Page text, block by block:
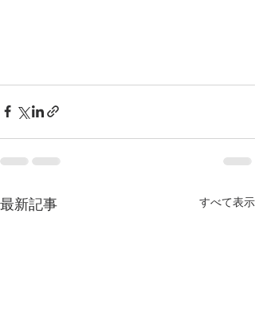
最新記事 すべて表示